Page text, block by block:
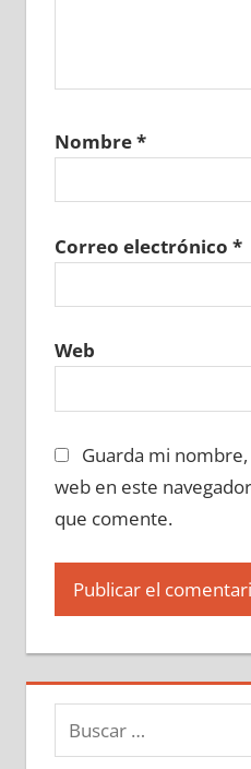
Nombre*
Correo electrónico *
Web
Guarda mi
web en este
que comente.